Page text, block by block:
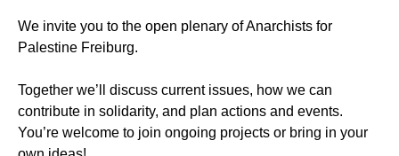
We invite you to the open plenary of Anarchists for
Palestine Freiburg.
Together we’ll discuss current issues, how we can
contribute in solidarity, and plan actions and events.
You’re welcome to join ongoing projects or bring in your